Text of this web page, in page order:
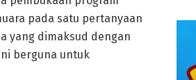
pada satu pertanyaan
yang dimaksud dengan
berguna untuk